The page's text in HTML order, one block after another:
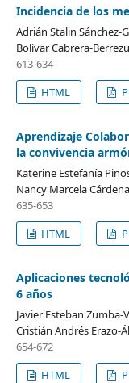
Incidencia de los
Adrián Stalin Sánchez-
Bolívar Cabrera-
613-634
HTML
Aprendizaje
la convivencia
Katerine Estefanía
Nancy Marcela
635-653
HTML
Aplicaciones
6 años
Javier Esteban
Cristián Andrés Erazo-
654-672
HTML